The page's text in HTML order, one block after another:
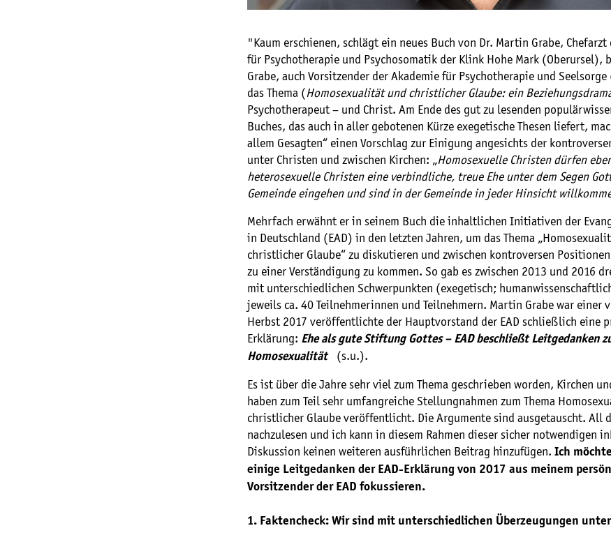
"Kaum erschienen, schlägt ein neues Buch von Dr. Martin Grabe,
für Psychotherapie und Psychosomatik der Klink Hohe Mark (Oberursel),
Grabe, auch Vorsitzender der Akademie für Psychotherapie und
das Thema (Homosexualität und christlicher Glaube: ein
Psychotherapeut – und Christ. Am Ende des gut zu lesenden
Buches, das auch in aller gebotenen Kürze exegetische Thesen liefert,
allem Gesagten“ einen Vorschlag zur Einigung angesichts der
unter Christen und zwischen Kirchen: „Homosexuelle Christen dürfen
heterosexuelle Christen eine verbindliche, treue Ehe unter dem Segen
Gemeinde eingehen und sind in der Gemeinde in jeder Hinsicht
Mehrfach erwähnt er in seinem Buch die inhaltlichen Initiativen der
in Deutschland (EAD) in den letzten Jahren, um das Thema
christlicher Glaube“ zu diskutieren und zwischen kontroversen
zu einer Verständigung zu kommen. So gab es zwischen 2013 und 2016
mit unterschiedlichen Schwerpunkten (exegetisch;
jeweils ca. 40 Teilnehmerinnen und Teilnehmern. Martin Grabe war einer
Herbst 2017 veröffentlichte der Hauptvorstand der EAD schließlich eine
Erklärung: Ehe als gute Stiftung Gottes – EAD beschließt Leitgedanken
Homosexualität
(s.u.).
Es ist über die Jahre sehr viel zum Thema geschrieben worden, Kirchen
haben zum Teil sehr umfangreiche Stellungnahmen zum Thema
christlicher Glaube veröffentlicht. Die Argumente sind ausgetauscht. All
nachzulesen und ich kann in diesem Rahmen dieser sicher notwendigen
Diskussion keinen weiteren ausführlichen Beitrag hinzufügen. Ich
einige Leitgedanken der EAD-Erklärung von 2017 aus meinem
Vorsitzender der EAD fokussieren.
1. Faktencheck: Wir sind mit unterschiedlichen Überzeugungen